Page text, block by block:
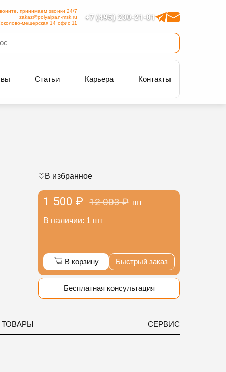
+7 (495) 230-21-81
принимаем звонки 24/7
zakaz@polyalpan-msk.ru
мещерская 14 офис 11
Статьи Карьера Контакты
1 500 ₽ 12 003 ₽ шт
В наличии: 1 шт
В избранное
В корзину Быстрый заказ
Бесплатная консультация
СЕРВИС